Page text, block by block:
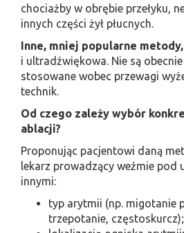
chociażby w obrębie przełyku,
innych części żył płucnych.
Inne, mniej popularne
i ultradźwiękowa. Nie są
stosowane wobec przewagi
technik.
Od czego zależy wybór
ablacji?
Proponując pacjentowi daną
lekarz prowadzący weźmie pod
innymi:
typ arytmii (np. migotanie
trzepotanie, częstoskurcz);